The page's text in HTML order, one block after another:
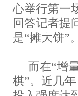
心举行第一
回答记者提
是“摊大饼”。
而在“增
棋”。近几